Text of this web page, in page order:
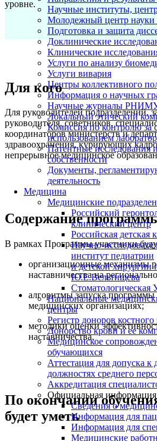
Научные институты,
Молодежный центр науки
Подготовка и защита
Доклинические
Клинические
Услуги по анализу
Услуги вивария
Центры коллективного
Информация о научных
Научные журналы
Локальный этический
Комиссия по контролю за
использованием
Патентные исследования
собственности
Документы,
деятельность
Медицина
Медицинские
Российский
клинический центр
Российская детская
Научно-
институт педиатрии
и детской хирургии
Ю.Е.Вельтищева
Стоматологическая
Национальные
центры
Регистр доноров костного
Донорство крови и ее
Медицинское
обучающихся
Аттестация для допуска к
должностях среднего
Аккредитация
Официальная информация
Сведения о
Информация для
Информация для
Медицинские
уровне.
Для кого
Для руководителей подразделений,
руководителя, советников,
координаторов министерств и
здравоохранения, курирующих
непрерывное медицинское
Содержание
В рамках Программы участники
организационные механизмы
наставничества на
алгоритмы запуска программы
медицинских организациях;
методики оценки
наставничества.
По окончании
будет уметь